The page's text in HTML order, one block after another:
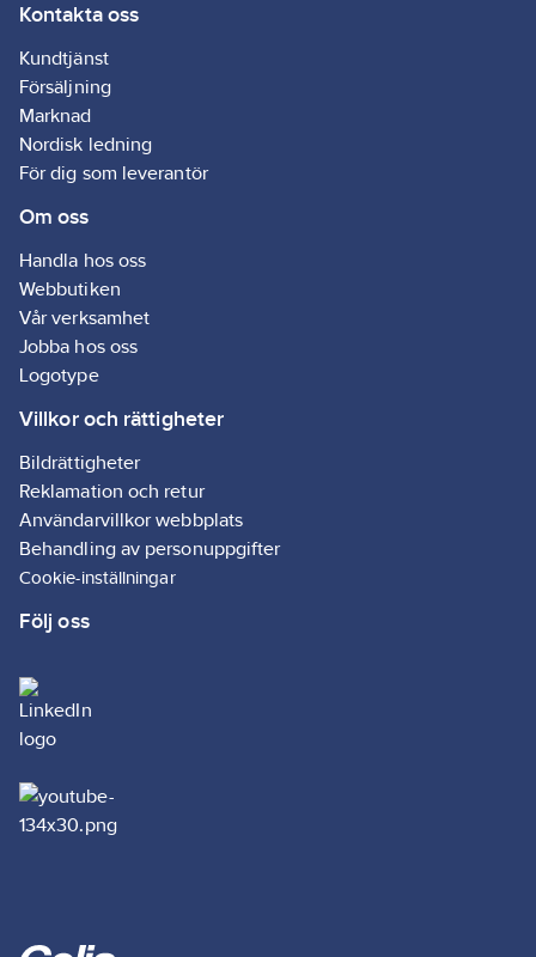
Kontakta oss
Kundtjänst
Försäljning
Marknad
Nordisk ledning
För dig som leverantör
Om oss
Handla hos oss
Webbutiken
Vår verksamhet
Jobba hos oss
Logotype
Villkor och rättigheter
Bildrättigheter
Reklamation och retur
Användarvillkor webbplats
Behandling av personuppgifter
Cookie-inställningar
Följ oss